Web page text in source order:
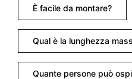
È facile da montare?
Qual è la lunghezza
Quante persone può